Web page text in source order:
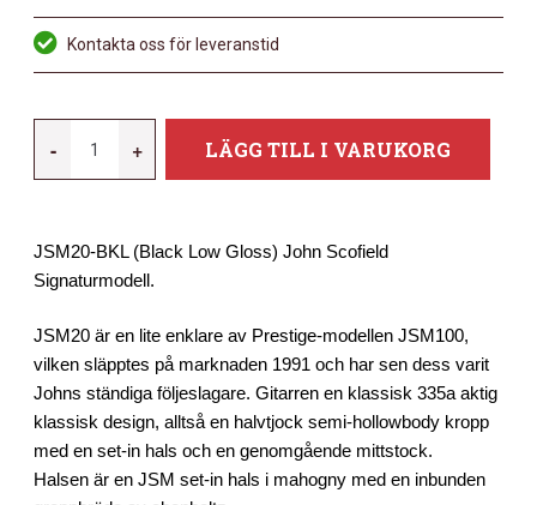
Kontakta oss för leveranstid
-
JSM20-
+ LÄGG TILL I VARUKORG
JSM20-BKL (Black Low Gloss) John Scofield
Signaturmodell.
JSM20 är en lite enklare av Prestige-modellen JSM100,
vilken släpptes på marknaden 1991 och har sen dess varit
Johns ständiga följeslagare. Gitarren en klassisk 335a aktig
klassisk design, alltså en halvtjock semi-hollowbody kropp
med en set-in hals och en genomgående mittstock.
Halsen är en JSM set-in hals i mahogny med en inbunden